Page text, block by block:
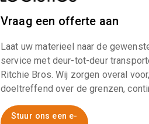
Vraag een offerte aan
Laat uw materieel naar de
service met deur-tot-deur
Ritchie Bros. Wij zorgen overal
doeltreffend over de grenzen,
Stuur ons een e-